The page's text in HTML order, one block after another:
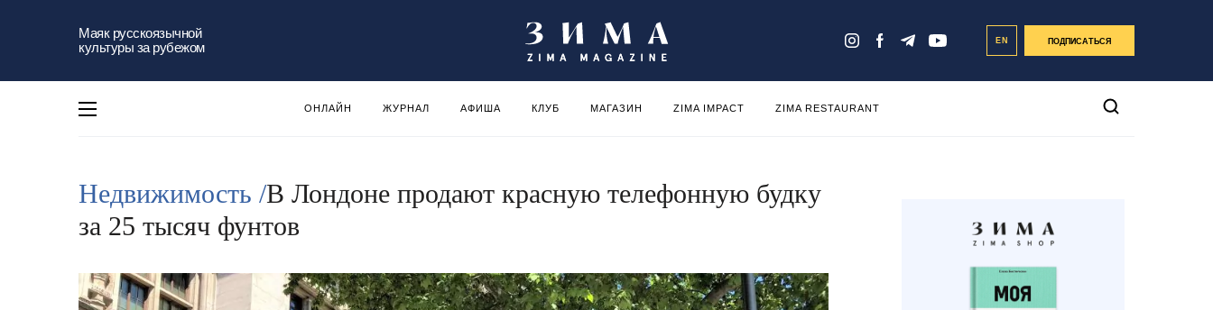
Маяк русскоязычной
культуры за рубежом
EN ПОДПИСАТЬСЯ
ОНЛАЙН ЖУРНАЛ АФИША КЛУБ МАГАЗИН ZIMA IMPACT ZIMA RESTAURANT
Недвижимость /В Лондоне продают красную телефонную будку
за 25 тысяч фунтов